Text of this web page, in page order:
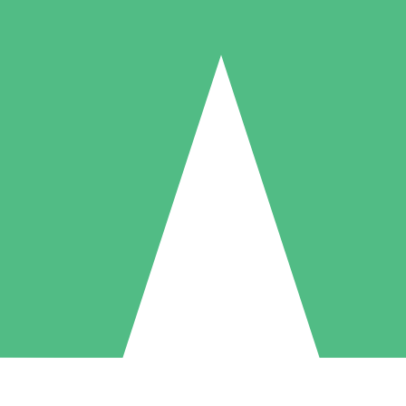
Individuella Kreditpaket
per användning med nedladdningskrediter. Inget månatligt åtagande
5 Nedladdningar
US$